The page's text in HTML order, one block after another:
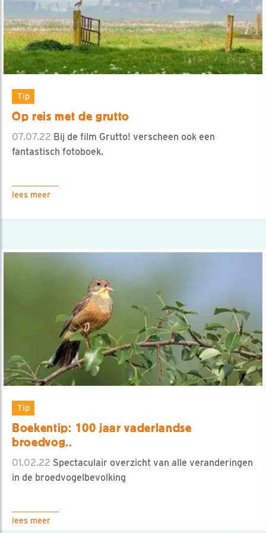
Tip
Op reis met de grutto
07.07.22 Bij de film Grutto! verscheen ook een
fantastisch fotoboek.
lees meer
Tip
Boekentip: 100 jaar vaderlandse
broedvog..
01.02.22 Spectaculair overzicht van alle veranderingen
in de broedvogelbevolking
lees meer